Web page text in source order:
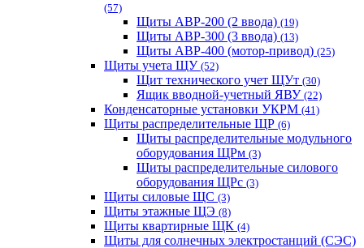
(57)
Щиты АВР-200 (2 ввода) (19)
Щиты АВР-300 (3 ввода) (13)
Щиты АВР-400 (мотор-привод) (25)
Щиты учета ЩУ (52)
Щит технического учет ЩУт (30)
Ящик вводной-учетный ЯВУ (22)
Конденсаторные установки УКРМ (41)
Щиты распределительные ЩР (6)
Щиты распределительные модульного
оборудования ЩРм (3)
Щиты распределительные силового
оборудования ЩРс (3)
Щиты силовые ЩС (3)
Щиты этажные ЩЭ (8)
Щиты квартирные ЩК (4)
Щиты для солнечных электростанций (СЭС)